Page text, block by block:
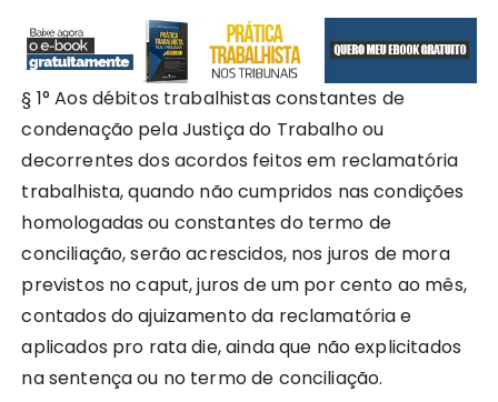
§ 1° Aos débitos trabalhistas constantes de
condenação pela Justiça do Trabalho ou
decorrentes dos acordos feitos em reclamatória
trabalhista, quando não cumpridos nas condições
homologadas ou constantes do termo de
conciliação, serão acrescidos, nos juros de mora
previstos no caput, juros de um por cento ao mês,
contados do ajuizamento da reclamatória e
aplicados pro rata die, ainda que não explicitados
na sentença ou no termo de conciliação.